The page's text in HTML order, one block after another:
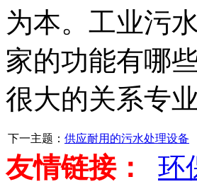
为本。工业污
家的功能有哪
很大的关系专
下一主题： 供应耐用的污水处理设备
友情链接：
环